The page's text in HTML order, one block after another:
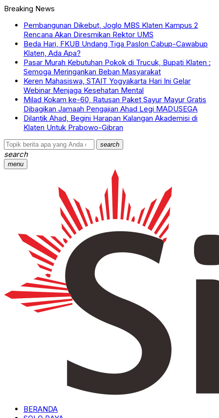
Breaking News
Pembangunan Dikebut, Joglo MBS Klaten Kampus 2
Rencana Akan Diresmikan Rektor UMS
Beda Hari, FKUB Undang Tiga Paslon Cabup-Cawabup
Klaten, Ada Apa?
Pasar Murah Kebutuhan Pokok di Trucuk, Bupati Klaten :
Semoga Meringankan Beban Masyarakat
Keren Mahasiswa, STAIT Yogyakarta Hari Ini Gelar
Webinar Menjaga Kesehatan Mental
Milad Kokam ke-60, Ratusan Paket Sayur Mayur Gratis
Dibagikan Jamaah Pengajian Ahad Legi MADUSEGA
Dilantik Ahad, Begini Harapan Kalangan Akademisi di
Klaten Untuk Prabowo-Gibran
search
search
menu
BERANDA